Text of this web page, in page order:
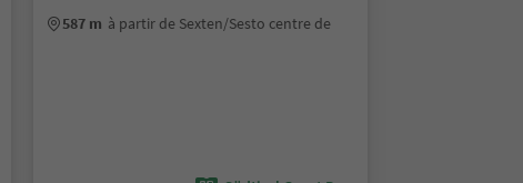
587 m à partir de Sexten/Sesto centre de